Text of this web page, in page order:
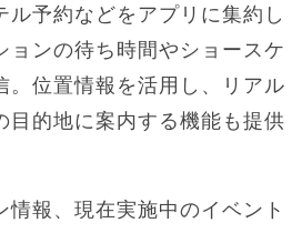
ル予約などをアプリに集約し
ョンの待ち時間やショースケ
。位置情報を活用し、リアル
目的地に案内する機能も提供
情報、現在実施中のイベント